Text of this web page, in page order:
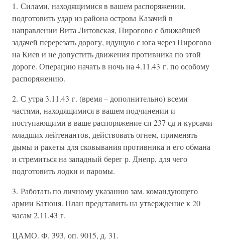
1. Силами, находящимися в вашем распоряжении,
подготовить удар из района острова Казачий в
направлении Вита Литовская, Пирогово с ближайшей
задачей перерезать дорогу, идущую с юга через Пирогово
на Киев и не допустить движения противника по этой
дороге. Операцию начать в ночь на 4.11.43 г. по особому
распоряжению.
2. С утра 3.11.43 г. (время – дополнительно) всеми
частями, находящимися в вашем подчинении и
поступающими в ваше распоряжение сп 237 сд и курсами
младших лейтенантов, действовать огнем, применять
дымы и ракеты для сковывания противника и его обмана
и стремиться на западный берег р. Днепр, для чего
подготовить лодки и паромы.
3. Работать по личному указанию зам. командующего
армии Батюня. План представить на утверждение к 20
часам 2.11.43 г.
ЦАМО. Ф. 393, оп. 9015, д. 31.